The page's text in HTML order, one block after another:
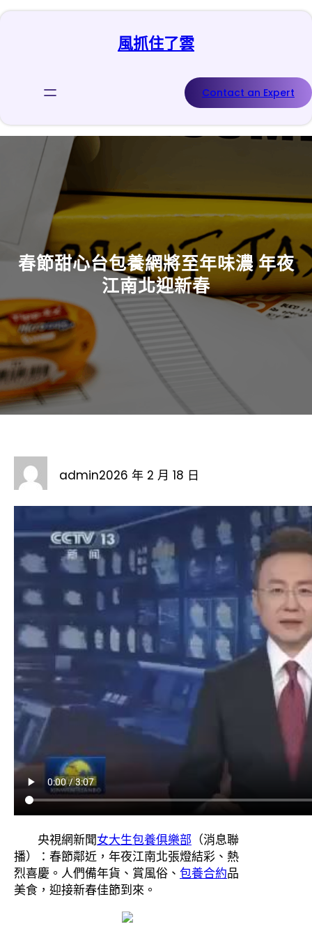
跳
風抓住了雲
Contact an Expert
春節甜心台包養網將至年味濃 年夜
江南北迎新春
admin2026 年 2 月 18 日
央視網新聞女大生包養俱樂部 （消息聯
播）：春節鄰近，年夜江南北張燈結彩、熱
烈喜慶。人們備年貨、賞風俗、 包養合約品
美食，迎接新春佳節到來。